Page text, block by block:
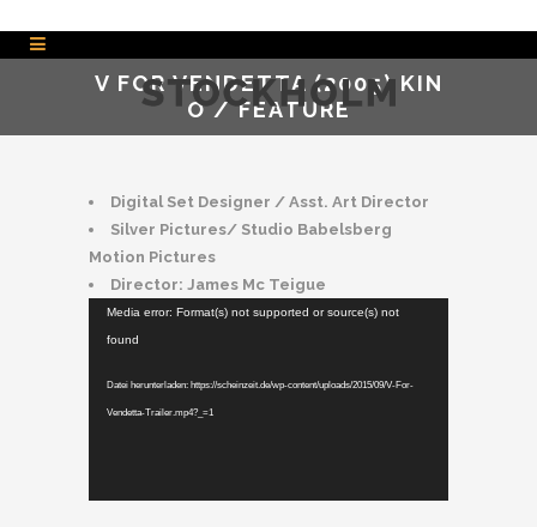
V FOR VENDETTA (2005) KIN
O / FEATURE
Digital Set Designer / Asst. Art Director
Silver Pictures/ Studio Babelsberg
Motion Pictures
Director: James Mc Teigue
Video-
Player
Media error: Format(s) not supported or source(s) not
found
Datei herunterladen: https://scheinzeit.de/wp-content/uploads/2015/09/V-For-
Vendetta-Trailer.mp4?_=1